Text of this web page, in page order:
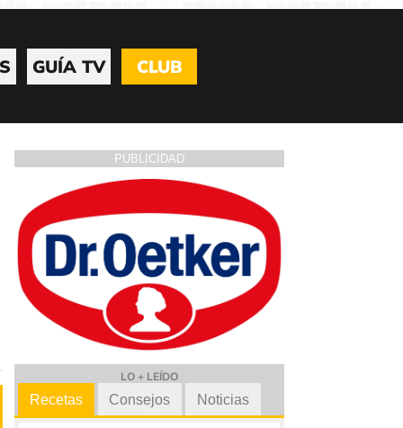
GUÍA TV CLUB
PUBLICIDAD
LO + LEÍDO
Recetas Consejos Noticias